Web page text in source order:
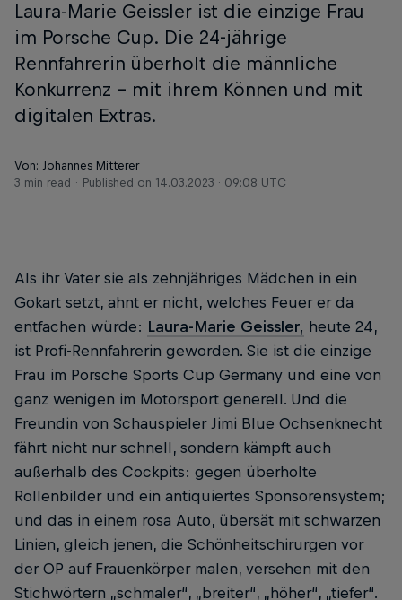
Laura-Marie Geissler ist die einzige Frau
im Porsche Cup. Die 24-jährige
Rennfahrerin überholt die männliche
Konkurrenz – mit ihrem Können und mit
digitalen Extras.
Von: Johannes Mitterer
3 min read
Published on 14.03.2023 · 09:08 UTC
Als ihr Vater sie als zehnjähriges Mädchen in ein
Gokart setzt, ahnt er nicht, welches Feuer er da
entfachen würde: Laura-Marie Geissler, heute 24,
ist Profi-Rennfahrerin geworden. Sie ist die einzige
Frau im Porsche Sports Cup Germany und eine von
ganz wenigen im Motorsport generell. Und die
Freundin von Schauspieler Jimi Blue Ochsenknecht
fährt nicht nur schnell, sondern kämpft auch
außerhalb des Cockpits: gegen überholte
Rollenbilder und ein antiquiertes Sponsorensystem;
und das in einem rosa Auto, übersät mit schwarzen
Linien, gleich jenen, die Schönheitschirurgen vor
der OP auf Frauenkörper malen, versehen mit den
Stichwörtern „schmaler“, „breiter“, „höher“, „tiefer“.